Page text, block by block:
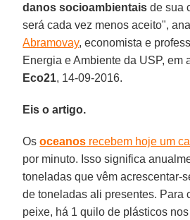
danos socioambientais de sua
será cada vez menos aceito",
Abramovay, economista e
Energia e Ambiente da USP, em
Eco21, 14-09-2016.
Eis o artigo.
Osoceanos recebem hoje um
por minuto. Isso significa
toneladas que vêm acrescentar-
de toneladas ali presentes. Para
peixe, há 1 quilo de plásticos